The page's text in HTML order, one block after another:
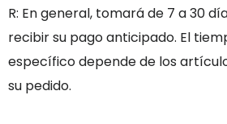
R: En general, tomará de 7 a 30
recibir su pago anticipado. El
específico depende de los
su pedido.